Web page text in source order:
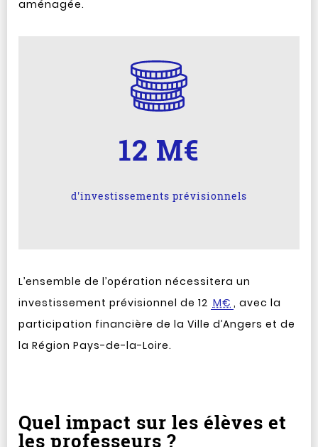
aménagée.
12 M€
d'investissements prévisionnels
L’ensemble de l’opération nécessitera un
investissement prévisionnel de 12 M€ , avec la
participation financière de la Ville d’Angers et de
la Région Pays-de-la-Loire.
Quel impact sur les élèves et
les professeurs ?